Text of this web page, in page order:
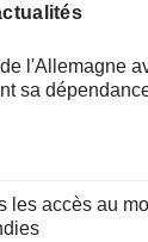
l'Allemagne
sa
les accès au